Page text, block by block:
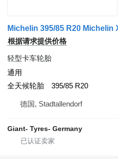
Michelin 395/85 R20 Michelin
根据请求提供价格
轻型卡车轮胎
通用
全天候轮胎
395/85 R20
德国, Stadtallendorf
Giant- Tyres- Germany